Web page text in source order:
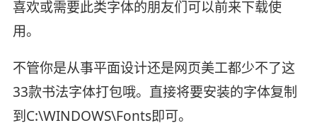
喜欢或需要此类字体的朋友们可以前来下载使
用。
不管你是从事平面设计还是网页美工都少不了这
33款书法字体打包哦。直接将要安装的字体复制
到C:\WINDOWS\Fonts即可。